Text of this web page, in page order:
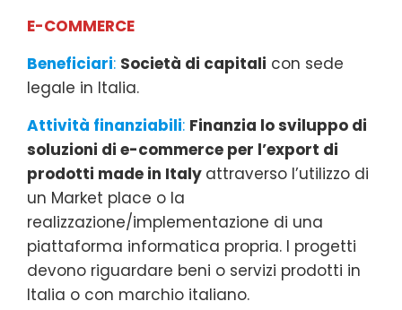
E-COMMERCE
Beneficiari: Società di capitali con sede
legale in Italia.
Attività finanziabili: Finanzia lo sviluppo di
soluzioni di e-commerce per l’export di
prodotti made in Italy attraverso l’utilizzo di
un Market place o la
realizzazione/implementazione di una
piattaforma informatica propria. I progetti
devono riguardare beni o servizi prodotti in
Italia o con marchio italiano.